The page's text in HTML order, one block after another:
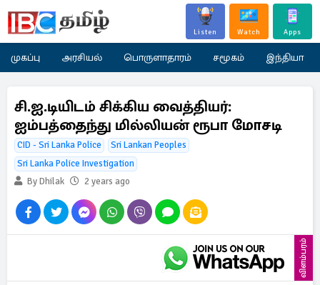
Listen Watch Apps
முகப்பு அரசியல் பொருளாதாரம் சமூகம் இந்தியா
சி.ஐ.டியிடம் சிக்கிய வைத்தியர்:
ஐம்பத்தைந்து மில்லியன் ரூபா மோசடி
CID - Sri Lanka Police
Sri Lankan Peoples
Sri Lanka Police Investigation
By Dhilak
2 years ago
விளம்பரம்